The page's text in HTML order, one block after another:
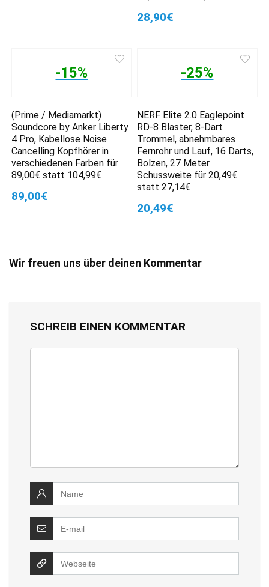
28,90€
-15%
(Prime / Mediamarkt)
Soundcore by Anker Liberty
4 Pro, Kabellose Noise
Cancelling Kopfhörer in
verschiedenen Farben für
89,00€ statt 104,99€
89,00€
-25%
NERF Elite 2.0 Eaglepoint
RD-8 Blaster, 8-Dart
Trommel, abnehmbares
Fernrohr und Lauf, 16 Darts,
Bolzen, 27 Meter
Schussweite für 20,49€
statt 27,14€
20,49€
Wir freuen uns über deinen Kommentar
SCHREIB EINEN KOMMENTAR